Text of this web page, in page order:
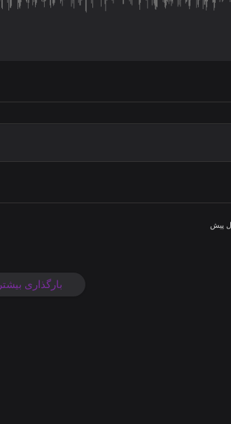
You are the God of everything
پیش
بارگذاری بیشتر